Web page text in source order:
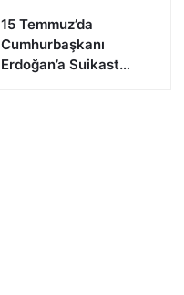
15 Temmuz’da
Cumhurbaşkanı
Erdoğan’a Suikast